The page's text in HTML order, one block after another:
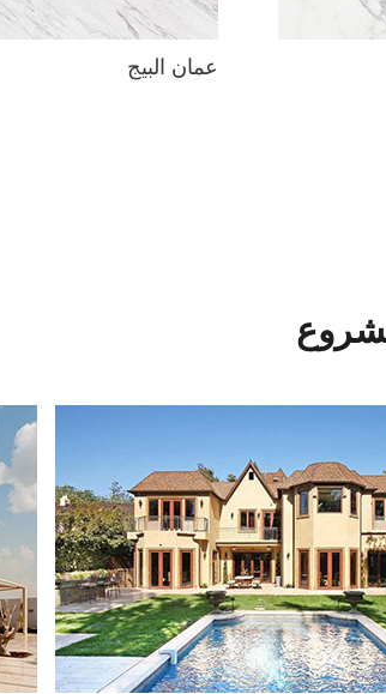
عمان البيج